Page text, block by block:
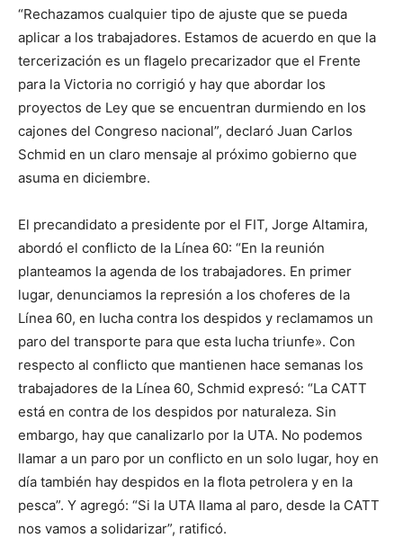
“Rechazamos cualquier tipo de ajuste que se pueda
aplicar a los trabajadores. Estamos de acuerdo en que la
tercerización es un flagelo precarizador que el Frente
para la Victoria no corrigió y hay que abordar los
proyectos de Ley que se encuentran durmiendo en los
cajones del Congreso nacional”, declaró Juan Carlos
Schmid en un claro mensaje al próximo gobierno que
asuma en diciembre.
El precandidato a presidente por el FIT, Jorge Altamira,
abordó el conflicto de la Línea 60: “En la reunión
planteamos la agenda de los trabajadores. En primer
lugar, denunciamos la represión a los choferes de la
Línea 60, en lucha contra los despidos y reclamamos un
paro del transporte para que esta lucha triunfe». Con
respecto al conflicto que mantienen hace semanas los
trabajadores de la Línea 60, Schmid expresó: “La CATT
está en contra de los despidos por naturaleza. Sin
embargo, hay que canalizarlo por la UTA. No podemos
llamar a un paro por un conflicto en un solo lugar, hoy en
día también hay despidos en la flota petrolera y en la
pesca”. Y agregó: “Si la UTA llama al paro, desde la CATT
nos vamos a solidarizar”, ratificó.